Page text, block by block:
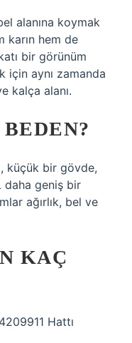
alanına koymak
karın hem de
bir görünüm
için aynı zamanda
kalça alanı.
küçük bir gövde,
geniş bir
ağırlık, bel ve
KAÇ
Hattı